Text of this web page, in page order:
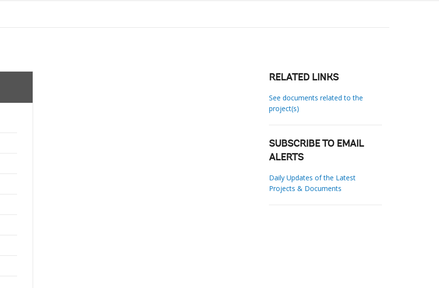
RELATED LINKS
See documents related to the
project(s)
SUBSCRIBE TO EMAIL
ALERTS
Daily Updates of the Latest
Projects & Documents